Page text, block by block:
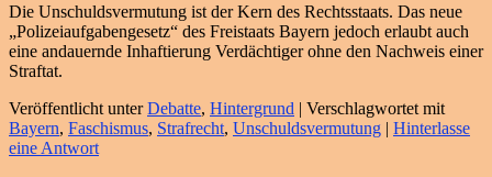
Die Unschuldsvermutung ist der Kern des Rechtsstaats. Das neue
„Polizeiaufgabengesetz“ des Freistaats Bayern jedoch erlaubt auch
eine andauernde Inhaftierung Verdächtiger ohne den Nachweis einer
Straftat.
Veröffentlicht unter Debatte, Hintergrund | Verschlagwortet mit
Bayern, Faschismus, Strafrecht, Unschuldsvermutung | Hinterlasse
eine Antwort